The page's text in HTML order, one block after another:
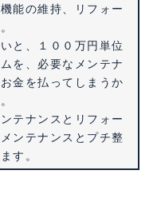
能の維持、リフォー
と、１００万円単位
を、必要なメンテナ
金を払ってしまうか
テナンスとリフォー
ンテナンスとプチ整
す。